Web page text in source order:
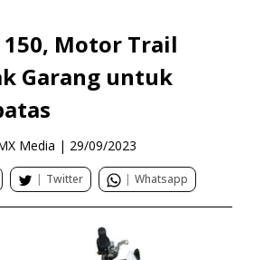
150, Motor Trail
Garang untuk
Media | 29/09/2023
| Twitter | Whatsapp